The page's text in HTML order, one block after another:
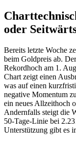
oder
Bereits letzte Woche
beim Goldpreis ab.
Rekordhoch am 1.
Chart zeigt einen
was auf einen
negative Momentum
ein neues Allzeithoch
Andernfalls steigt die
50-Tage-Linie bei
Unterstützung gibt es